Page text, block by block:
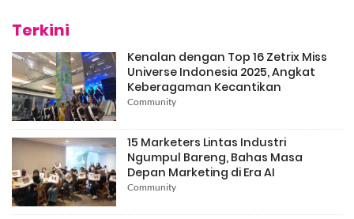
Terkini
Kenalan dengan Top 16 Zetrix Miss
Universe Indonesia 2025, Angkat
Keberagaman Kecantikan
Community
15 Marketers Lintas Industri
Ngumpul Bareng, Bahas Masa
Depan Marketing di Era AI
Community